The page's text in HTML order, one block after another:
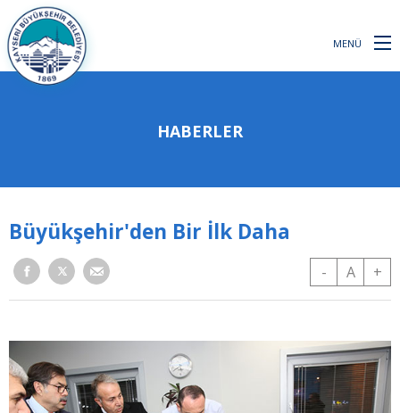
MENÜ
HABERLER
Büyükşehir'den Bir İlk Daha
- A +